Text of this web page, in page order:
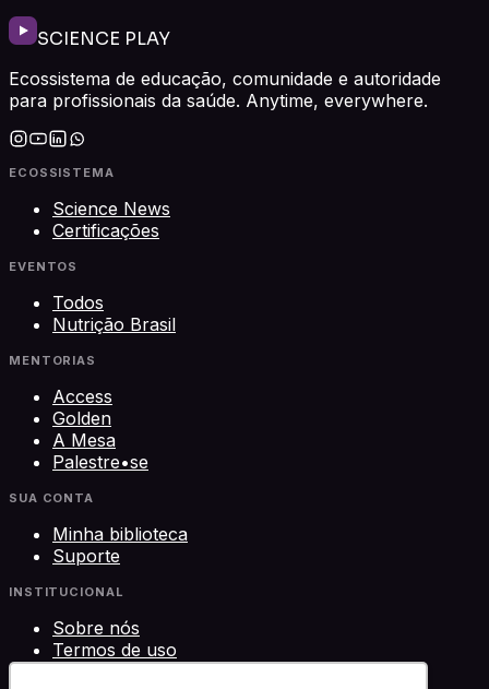
SCIENCE PLAY
Ecossistema de educação, comunidade e autoridade
para profissionais da saúde. Anytime, everywhere.
ECOSSISTEMA
Science News
Certificações
EVENTOS
Todos
Nutrição Brasil
MENTORIAS
Access
Golden
A Mesa
Palestre•se
SUA CONTA
Minha biblioteca
Suporte
INSTITUCIONAL
Sobre nós
Termos de uso
Privacidade